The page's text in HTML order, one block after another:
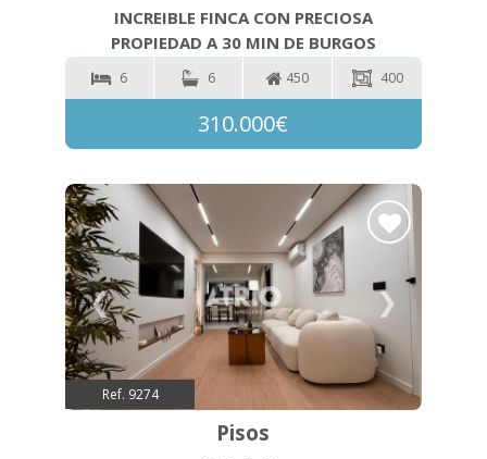
INCREIBLE FINCA CON PRECIOSA
PROPIEDAD A 30 MIN DE BURGOS
6 6 450 400
310.000€
❮ ❯
Ref. 9274
Pisos